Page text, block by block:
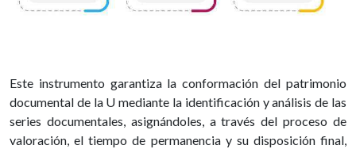
Este instrumento garantiza la conformación del patrimonio
documental de la U mediante la identificación y análisis de las
series documentales, asignándoles, a través del proceso de
valoración, el tiempo de permanencia y su disposición final,